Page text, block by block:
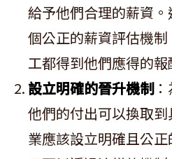
給予他們合理的薪資
個公正的薪資評估機
工都得到他們應得的報
設立明確的晉升機制：
他們的付出可以換取
業應該設立明確且公